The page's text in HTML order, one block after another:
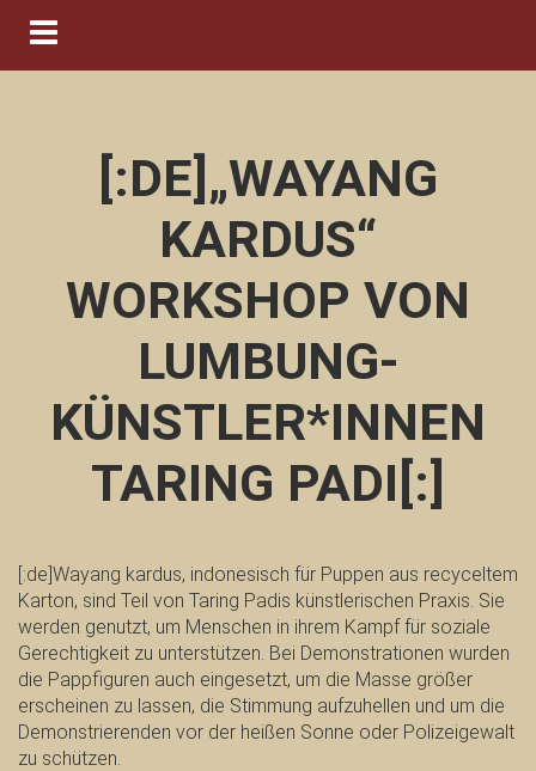
Navigation ein-/ausblenden
[:DE]„WAYANG
KARDUS“
WORKSHOP VON
LUMBUNG-
KÜNSTLER*INNEN
TARING PADI[:]
[:de]Wayang kardus, indonesisch für Puppen aus recyceltem
Karton, sind Teil von Taring Padis künstlerischen Praxis. Sie
werden genutzt, um Menschen in ihrem Kampf für soziale
Gerechtigkeit zu unterstützen. Bei Demonstrationen wurden
die Pappfiguren auch eingesetzt, um die Masse größer
erscheinen zu lassen, die Stimmung aufzuhellen und um die
Demonstrierenden vor der heißen Sonne oder Polizeigewalt
zu schützen.